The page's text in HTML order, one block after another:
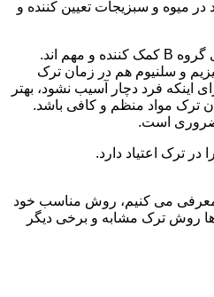
در میوه و سبزیجات تعیین کننده و
از میان ویتامین ها، ویتامین های گروه B کمک کننده و مهم اند.
و سلنیوم هم در زمان ترک
اینکه فرد دچار آسیب نشود، بهتر
ترک مواد منظم و کافی باشد.
است.
در ترک اعتیاد دارد.
معرفی می کنیم، روش مناسب خود
ها روش ترک مشابه و برخی دیگر